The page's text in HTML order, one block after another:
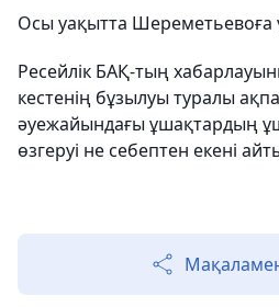
Осы уақытта
Ресейлік БАҚ-тың
кестенің бұзылуы туралы
әуежайындағы ұшақтардың
өзгеруі не себептен екені